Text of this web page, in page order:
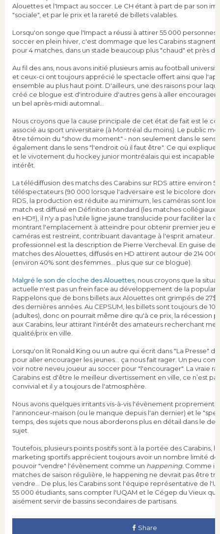
Alouettes et l'Impact au soccer. Le CH étant à part de par son
"sociale", et par le prix et la rareté de billets valables.
Lorsqu'on songe que l'Impact a réussi à attirer 55 000
soccer en plein hiver, c'est dommage que les Carabins stagnent
pour 4 matches, dans un stade beaucoup plus "chaud" et près
Au fil des ans, nous avons initié plusieurs amis au football
et ceux-ci ont toujours apprécié le spectacle offert ainsi que
ensemble au plus haut point. D'ailleurs, une des raisons pour
créé ce blogue est d'introduire d'autres gens à aller encourager
un bel après-midi automnal...
Nous croyons que la cause principale de cet état de fait est le
associé au sport universitaire (à Montréal du moins). Le public
être témoin du "show du moment" - non seulement dans le sens
également dans le sens "l'endroit où il faut être". Ce qui explique
et le vivotement du hockey junior montréalais qui est incapable
intérêt.
La télédiffusion des matchs des Carabins sur RDS attire environ
téléspectateurs (90 000 lorsque l'adversaire est le bicolore
RDS, la production est réduite au minimum, les caméras sont
match est diffusé en Définition standard (les matches collégiaux
en HD!!), il n'y a pas l'utile ligne jaune translucide pour faciliter la
montrant l'emplacement à atteindre pour obtenir premier jeu
caméras est restreint, contribuant davantage à l'esprit amateur.
professionnel est la description de Pierre Vercheval. En guise de
matches des Alouettes, diffusés en HD attirent autour de 214
(environ 40% sont des femmes... plus que sur ce blogue).
Malgré le son de cloche des Alouettes , nous croyons que la
actuelle n'est pas un frein face au développement de la
Rappelons que de bons billets aux Alouettes ont grimpés de 27$
des dernières années. Au CEPSUM, les billets sont toujours de
(adultes), donc on pourrait même dire qu'à ce prix, la récession
aux Carabins, leur attirant l'intérêt des amateurs recherchant
qualité/prix en ville.
Lorsqu'on lit Ronald King ou un autre qui écrit dans "La Presse"
pour aller encourager les jeunes... ça nous fait rager. Un peu
voir notre neveu joueur au soccer pour "l'encourager". La vraie
Carabins est d'être le meilleur divertissement en ville, ce n’est
convivial et il y a toujours de l'atmosphère.
Nous avons quelques irritants vis-à-vis l'évènement proprement
l'annonceur-maison (ou le manque depuis l'an dernier) et le
temps, des sujets que nous aborderons plus en détail dans le
sujet.
Toutefois, plusieurs points positifs sont à la portée des Carabins,
marketing sportifs apprécient toujours avoir un nombre limité de
pouvoir "vendre" l'évènement comme un happening. Comme il
matches de saison régulière, le happening ne devrait pas être
vendre... De plus, les Carabins sont l'équipe représentative de
55 000 étudiants, sans compter l'UQAM et le Cégep du Vieux
aisément servir de bassins secondaires de partisans.
Share